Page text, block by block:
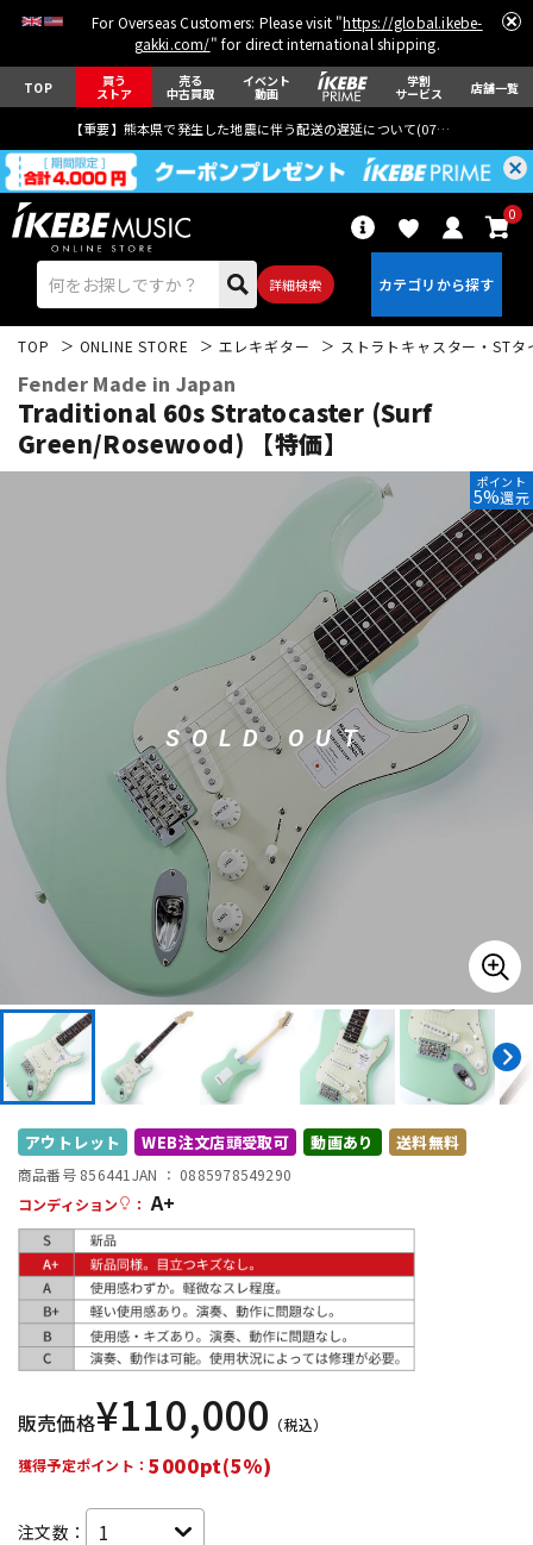
For Overseas Customers: Please visit "https://global.ikebe-
gakki.com/" for direct international shipping.
TOP 買う
ストア
売る
中古買取
イベント
動画
学割
サービス 店舗一覧
【重要】熊本県で発生した地震に伴う配送の遅延について(07月29日
詳細検索
0
アコギ/エレアコ
ウクレレ
ドラム パーカッション
キーボード 電子ピアノ
DJ機器
DTM オンライン納品 レコーディング機器
配信/ライブ機器
中古 ヴィンテージ
TOP ONLINE STORE エレキギター ストラトキャスター・STタ
Fender Made in Japan
Traditional 60s Stratocaster (Surf
Green/Rosewood) 【特価】
SOLD OUT
ポイント
5%還元
アウトレット WEB注文店頭受取可 動画あり 送料無料
商品番号 856441 JAN ： 0885978549290
コンディション
： A+
販売価格¥110,000 （税込）
獲得予定ポイント： 5000pt(5%)
注文数：